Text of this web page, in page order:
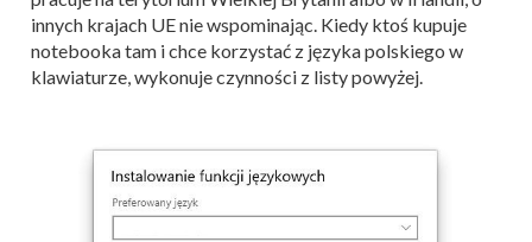
innych krajach UE nie wspominając. Kiedy ktoś kupuje
notebooka tam i chce korzystać z języka polskiego w
klawiaturze, wykonuje czynności z listy powyżej.